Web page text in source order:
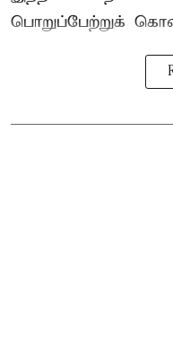
பொறுப்பேற்றுக்